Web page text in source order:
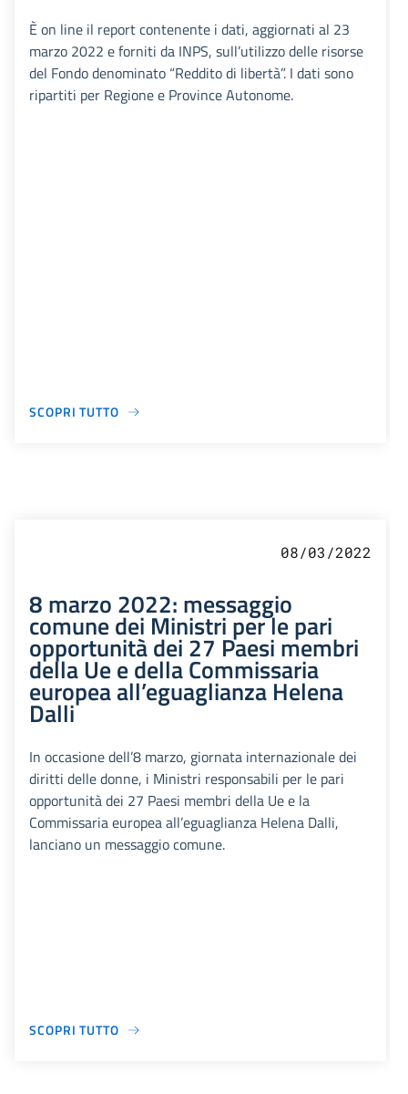
È on line il report contenente i dati, aggiornati al 23
marzo 2022 e forniti da INPS, sull’utilizzo delle risorse
del Fondo denominato “Reddito di libertà”. I dati sono
ripartiti per Regione e Province Autonome.
SCOPRI TUTTO
08/03/2022
8 marzo 2022: messaggio
comune dei Ministri per le pari
opportunità dei 27 Paesi membri
della Ue e della Commissaria
europea all’eguaglianza Helena
Dalli
In occasione dell’8 marzo, giornata internazionale dei
diritti delle donne, i Ministri responsabili per le pari
opportunità dei 27 Paesi membri della Ue e la
Commissaria europea all’eguaglianza Helena Dalli,
lanciano un messaggio comune.
SCOPRI TUTTO